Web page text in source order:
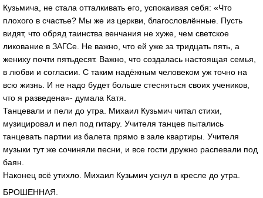
Кузьмича, не стала отталкивать его, успокаивая себя: «Что
плохого в счастье? Мы же из церкви, благословлённые. Пусть
видят, что обряд таинства венчания не хуже, чем светское
ликование в ЗАГСе. Не важно, что ей уже за тридцать пять, а
жениху почти пятьдесят. Важно, что создалась настоящая семья,
в любви и согласии. С таким надёжным человеком уж точно на
всю жизнь. И не надо будет больше стесняться своих учеников,
что я разведена»- думала Катя.
Танцевали и пели до утра. Михаил Кузьмич читал стихи,
музицировал и пел под гитару. Учителя танцев пытались
танцевать партии из балета прямо в зале квартиры. Учителя
музыки тут же сочиняли песни, и все гости дружно распевали под
баян.
Наконец всё утихло. Михаил Кузьмич уснул в кресле до утра.
БРОШЕННАЯ.